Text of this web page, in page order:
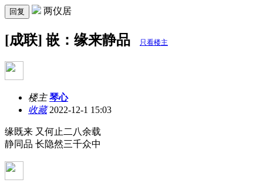
回复 两仪居
[成联] 嵌：缘来静品 只看楼主
楼主 琴心
收藏2022-12-1 15:03
缘既来 又何止二八余载
静同品 长隐然三千众中